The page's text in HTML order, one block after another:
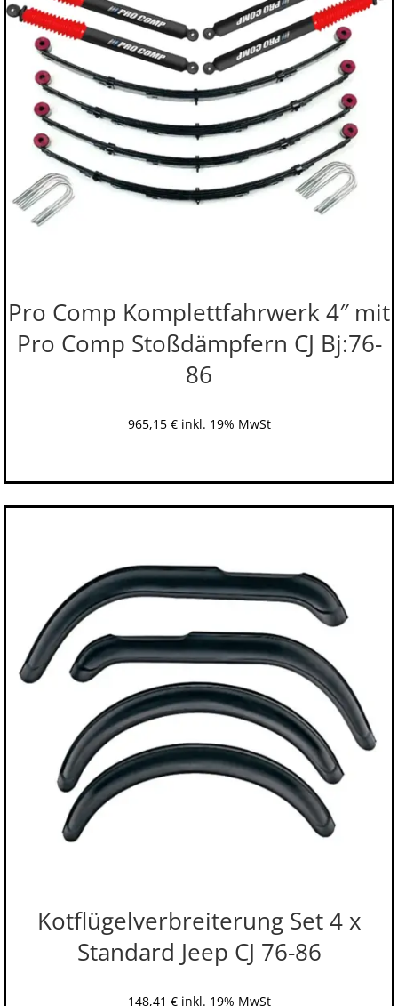
Pro Comp Komplettfahrwerk 4″ mit
Pro Comp Stoßdämpfern CJ Bj:76-
86
965,15 € inkl. 19% MwSt
Kotflügelverbreiterung Set 4 x
Standard Jeep CJ 76-86
148,41 € inkl. 19% MwSt